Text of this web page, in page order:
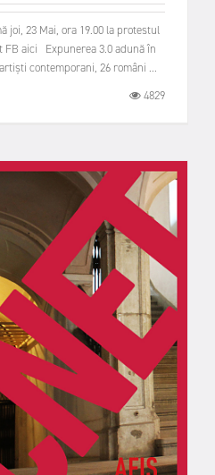
joi, 23 Mai, ora 19.00 la protestul
FB aici Expunerea 3.0 adună în
contemporani, 26 români ...
4829